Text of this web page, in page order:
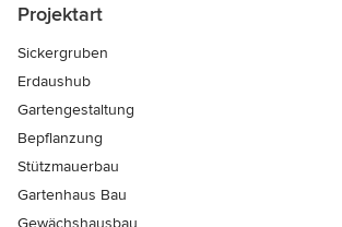
Projektart
Sickergruben
Erdaushub
Gartengestaltung
Bepflanzung
Stützmauerbau
Gartenhaus Bau
Gewächshausbau